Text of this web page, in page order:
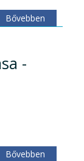
Bővebben
-
Bővebben